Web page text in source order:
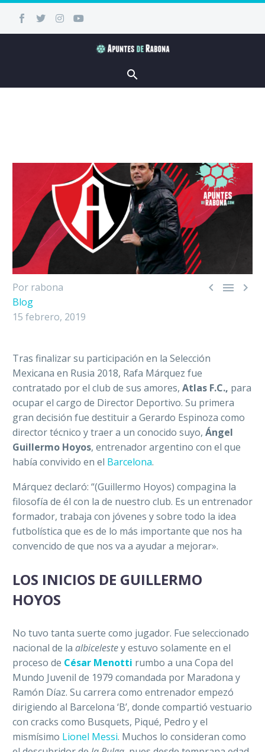
  
Por rabona
Blog
15 febrero, 2019
Tras finalizar su participación en la Selección
Mexicana en Rusia 2018, Rafa Márquez fue
contratado por el club de sus amores, Atlas F.C., para
ocupar el cargo de Director Deportivo. Su primera
gran decisión fue destituir a Gerardo Espinoza como
director técnico y traer a un conocido suyo, Ángel
Guillermo Hoyos, entrenador argentino con el que
había convivido en el Barcelona.
Márquez declaró: “(Guillermo Hoyos) compagina la
filosofía de él con la de nuestro club. Es un entrenador
formador, trabaja con jóvenes y sobre todo la idea
futbolística que es de lo más importante que nos ha
convencido de que nos va a ayudar a mejorar».
LOS INICIOS DE GUILLERMO
HOYOS
No tuvo tanta suerte como jugador. Fue seleccionado
nacional de la albicelestey estuvo solamente en el
proceso de César Menotti rumbo a una Copa del
Mundo Juvenil de 1979 comandada por Maradona y
Ramón Díaz. Su carrera como entrenador empezó
dirigiendo al Barcelona ‘B’, donde compartió vestuario
con cracks como Busquets, Piqué, Pedro y el
mismísimo Lionel Messi. Muchos lo consideran como